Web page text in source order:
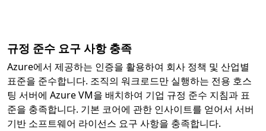
규정 준수 요구 사항 충족
Azure에서 제공하는 인증을 활용하여 회사 정책 및 산업별
표준을 준수합니다. 조직의 워크로드만 실행하는 전용 호스
팅 서버에 Azure VM을 배치하여 기업 규정 준수 지침과 표
준을 충족합니다. 기본 코어에 관한 인사이트를 얻어서 서버
기반 소프트웨어 라이선스 요구 사항을 충족합니다.